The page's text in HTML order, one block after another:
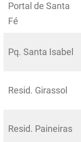
Portal de Santa
Fé
Pq. Santa Isabel
Resid. Girassol
Resid. Paineiras